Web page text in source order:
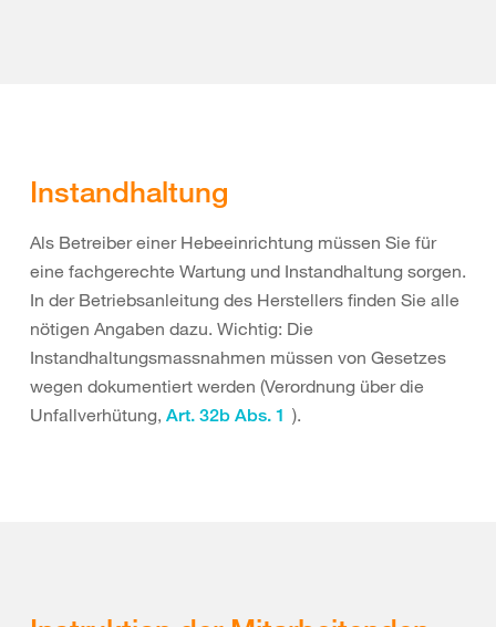
Instandhaltung
Als Betreiber einer Hebeeinrichtung müssen Sie für
eine fachgerechte Wartung und Instandhaltung sorgen.
In der Betriebsanleitung des Herstellers finden Sie alle
nötigen Angaben dazu. Wichtig: Die
Instandhaltungsmassnahmen müssen von Gesetzes
wegen dokumentiert werden (Verordnung über die
Unfallverhütung, Art. 32b Abs. 1 ).